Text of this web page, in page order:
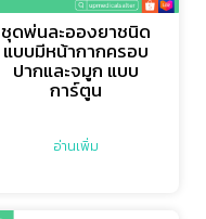
ชุดพ่นละอองยาชนิด
แบบมีหน้ากากครอบ
ปากและจมูก แบบ
การ์ตูน
อ่านเพิ่ม